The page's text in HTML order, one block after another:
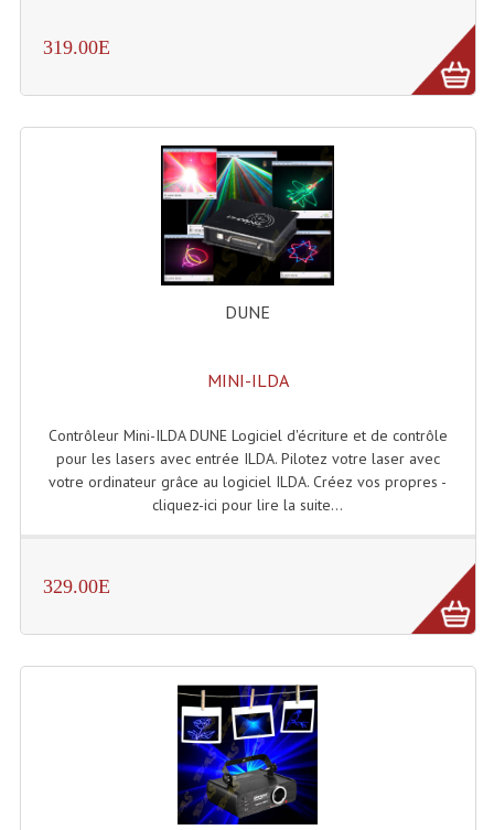
Amplificateurs (L 100v)
Enceintes Encastrables Ligne 100V 4-8 Ohm
Enceintes Murales (Ligne 100V 16 - 8 Ohm)
Hp À Chambre De Compression
Microphone PA & Micro Pupitre
Projecteurs De Son
Système D'audio Guide
Sonorisation Securité EN-54
Système Boucle Magnétique
Structures, Pieds, Ponts...
319.00E
DUNE
MINI-ILDA
Contrôleur Mini-ILDA DUNE Logiciel d'écriture et de contrôle
pour les lasers avec entrée ILDA. Pilotez votre laser avec
votre ordinateur grâce au logiciel ILDA. Créez vos propres -
cliquez-ici pour lire la suite...
329.00E